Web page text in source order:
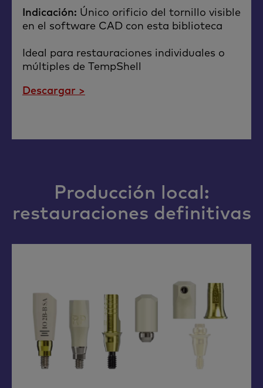
Indicación: Único orificio del tornillo visible
en el software CAD con esta biblioteca
Ideal para restauraciones individuales o
múltiples de TempShell
Descargar >
Producción local:
restauraciones definitivas